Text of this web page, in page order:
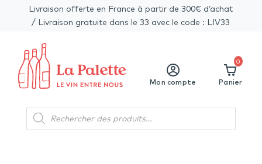
Livraison offerte en France à partir de 300€ d’achat
/ Livraison gratuite dans le 33 avec le code : LIV33
Mon compte Panier
0
Recherche
de
produits